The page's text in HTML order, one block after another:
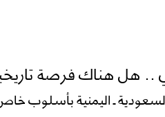
.. هل هناك فرصة
ـ اليمنية بأسلوب